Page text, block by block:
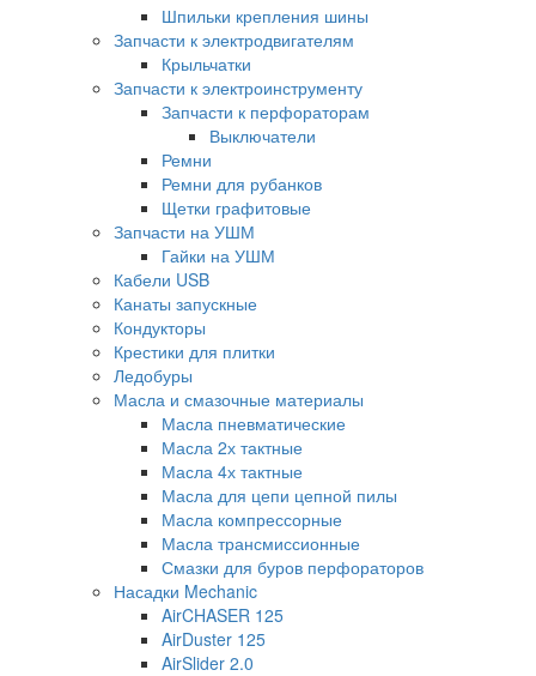
Шпильки крепления шины
Запчасти к электродвигателям
Крыльчатки
Запчасти к электроинструменту
Запчасти к перфораторам
Выключатели
Ремни
Ремни для рубанков
Щетки графитовые
Запчасти на УШМ
Гайки на УШМ
Кабели USB
Канаты запускные
Кондукторы
Крестики для плитки
Ледобуры
Масла и смазочные материалы
Масла пневматические
Масла 2х тактные
Масла 4х тактные
Масла для цепи цепной пилы
Масла компрессорные
Масла трансмиссионные
Смазки для буров перфораторов
Насадки Mechanic
AirCHASER 125
AirDuster 125
AirSlider 2.0